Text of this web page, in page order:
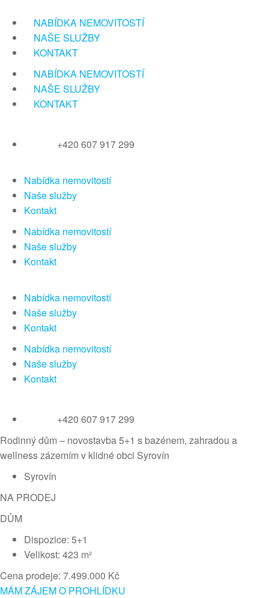
obsah
NABÍDKA NEMOVITOSTÍ
NAŠE SLUŽBY
KONTAKT
NABÍDKA NEMOVITOSTÍ
NAŠE SLUŽBY
KONTAKT
+420 607 917 299
Nabídka nemovitostí
Naše služby
Kontakt
Nabídka nemovitostí
Naše služby
Kontakt
Nabídka nemovitostí
Naše služby
Kontakt
Nabídka nemovitostí
Naše služby
Kontakt
+420 607 917 299
Rodinný dům – novostavba 5+1 s bazénem, zahradou a
wellness zázemím v klidné obci Syrovín
Syrovín
NA PRODEJ
DŮM
Dispozice: 5+1
Velikost: 423 m²
Cena prodeje: 7.499.000 Kč
MÁM ZÁJEM O PROHLÍDKU